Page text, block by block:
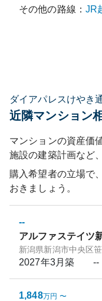
その他の路線：JR
ダイアパレスけやき
近隣マンション
マンションの資産価
施設の建築計画など
購入希望者の立場で
おきましょう。
--
アルファステイツ
新潟県新潟市中央区
2027年3月築 --
1,848万円 〜